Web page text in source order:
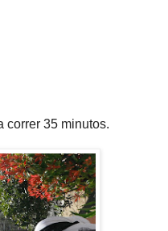
correr 35 minutos.